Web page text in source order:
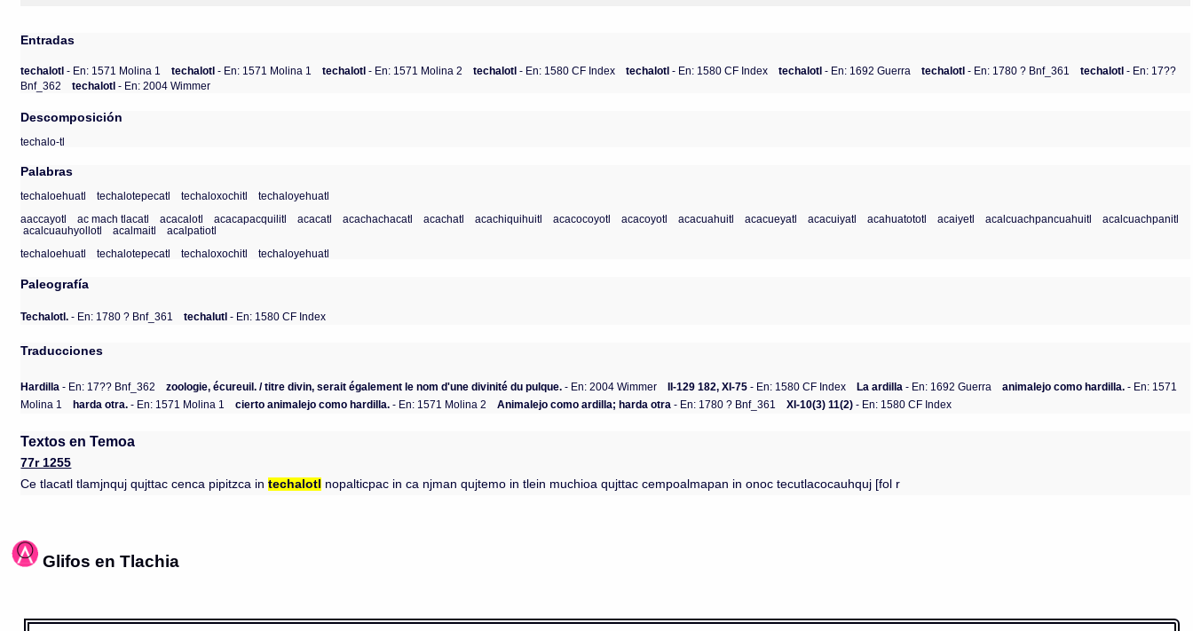
Entradas
techalotl- En: 1571 Molina 1 techalotl- En: 1571 Molina 1 techalotl- En: 1571 Molina 2 techalotl- En: 1580 CF Index techalotl- En: 1580 CF Index techalotl- En: 1692 Guerra techalotl- En: 1780 ? Bnf_361 techalotl- En: 17??
Bnf_362
techalotl- En: 2004 Wimmer
Descomposición
techalo-tl
Palabras
techaloehuatl techalotepecatl techaloxochitl
techaloyehuatl
aaccayotl
ac mach tlacatl acacalotl acacapacquilitl acacatl acachachacatl acachatl acachiquihuitl acacocoyotl acacoyotl acacuahuitl acacueyatl acacuiyatl acahuatototl acaiyetl acalcuachpancuahuitl
acalcuachpanitl
acalcuauhyollotl
acalmaitl
acalpatiotl
techaloehuatl
techalotepecatl techaloxochitl techaloyehuatl
Paleografía
Techalotl. - En: 1780 ? Bnf_361 techalutl - En: 1580 CF Index
Traducciones
Hardilla - En: 17?? Bnf_362 zoologie, écureuil. / titre divin, serait également le nom d'une divinité du pulque. - En: 2004 Wimmer II-129 182, XI-75 - En: 1580 CF Index La ardilla - En: 1692 Guerra animalejo como hardilla. - En: 1571
Molina 1
harda otra. - En: 1571 Molina 1 cierto animalejo como hardilla. - En: 1571 Molina 2 Animalejo como ardilla; harda otra - En: 1780 ? Bnf_361 XI-10(3) 11(2) - En: 1580 CF Index
Textos en Temoa
77r 1255
Ce tlacatl tlamjnquj qujttac cenca pipitzca intechalotl nopalticpac in ca njman qujtemo in tlein muchioa qujttac cempoalmapan in onoc tecutlacocauhquj [fol r
Glifos en Tlachia